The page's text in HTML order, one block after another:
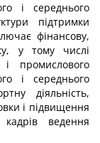
і середнього
підтримки
фінансову,
у тому числі
промислового
і середнього
діяльність,
і підвищення
кадрів ведення